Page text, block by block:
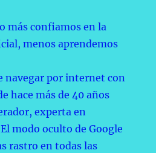
más confiamos en la
menos aprendemos
navegar por internet con
hace más de 40 años
experta en
modo oculto de Google
rastro en todas las